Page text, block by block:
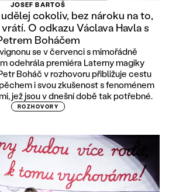
JOSEF BARTOŠ
cokoliv, bez nároku na to,
O odkazu Václava Havla s
Boháčem
se v červenci s mimořádně
odehrála premiéra Laterny magiky
Boháč v rozhovoru přibližuje cestu
i svou zkušenost s fenoménem
jež jsou v dnešní době tak potřebné.
ROZHOVORY